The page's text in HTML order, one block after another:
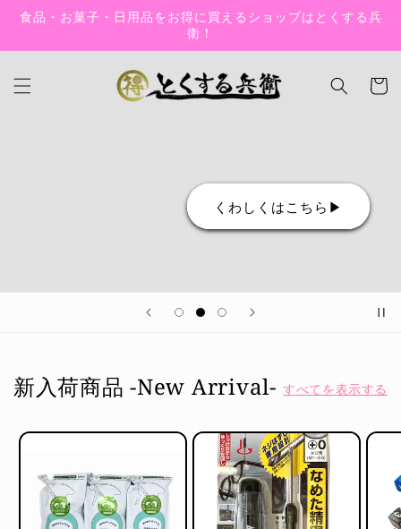
コンテン
食品・お菓子・日用品をお得に買えるショップはとくする兵
衛！
ー
くわしくはこちら▶︎
新入荷商品 -New Arrival- すべてを表示する